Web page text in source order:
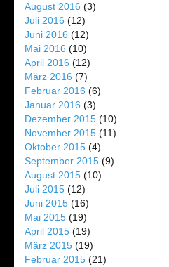
August 2016 (3)
Juli 2016 (12)
Juni 2016 (12)
Mai 2016 (10)
April 2016 (12)
März 2016 (7)
Februar 2016 (6)
Januar 2016 (3)
Dezember 2015 (10)
November 2015 (11)
Oktober 2015 (4)
September 2015 (9)
August 2015 (10)
Juli 2015 (12)
Juni 2015 (16)
Mai 2015 (19)
April 2015 (19)
März 2015 (19)
Februar 2015 (21)